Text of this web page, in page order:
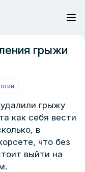
грыжи
грыжу
как себя вести
в
что без
выйти на